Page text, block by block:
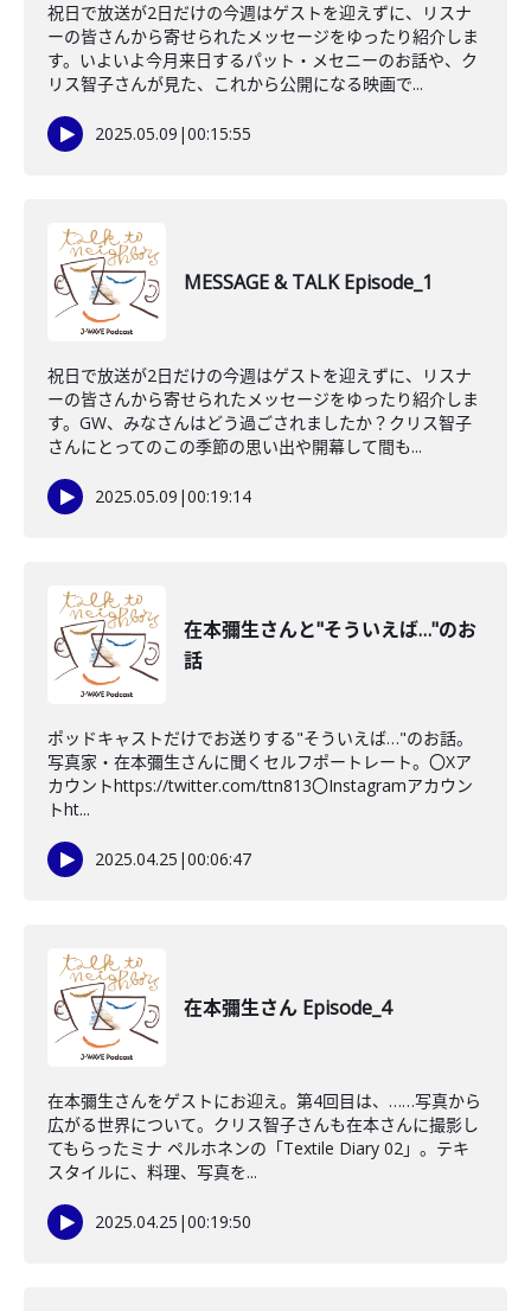
祝日で放送が2日だけの今週はゲストを迎えずに、リスナ
ーの皆さんから寄せられたメッセージをゆったり紹介しま
す。いよいよ今月来日するパット・メセニーのお話や、ク
リス智子さんが見た、これから公開になる映画で...
2025.05.09 |00:15:55
MESSAGE & TALK Episode_1
祝日で放送が2日だけの今週はゲストを迎えずに、リスナ
ーの皆さんから寄せられたメッセージをゆったり紹介しま
す。GW、みなさんはどう過ごされましたか？クリス智子
さんにとってのこの季節の思い出や開幕して間も...
2025.05.09 |00:19:14
在本彌生さんと"そういえば…"のお
話
ポッドキャストだけでお送りする"そういえば…"のお話。
写真家・在本彌生さんに聞くセルフポートレート。〇Xア
カウントhttps://twitter.com/ttn813〇Instagramアカウン
トht...
2025.04.25 |00:06:47
在本彌生さん Episode_4
在本彌生さんをゲストにお迎え。第4回目は、……写真から
広がる世界について。クリス智子さんも在本さんに撮影し
てもらったミナ ペルホネンの「Textile Diary 02」。テキ
スタイルに、料理、写真を...
2025.04.25 |00:19:50